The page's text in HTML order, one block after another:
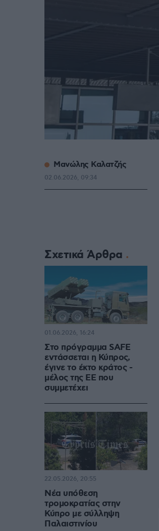
Μανώλης Καλατζής
02.06.2026, 09:34
Σχετικά Άρθρα
Στο πρόγραμμα SAFE
εντάσσεται η Κύπρος,
έγινε το έκτο κράτος -
μέλος της ΕΕ που
συμμετέχει
01.06.2026, 16:24
Νέα υπόθεση
τρομοκρατίας στην
Κύπρο με σύλληψη
Παλαιστινίου
22.05.2026, 20:55